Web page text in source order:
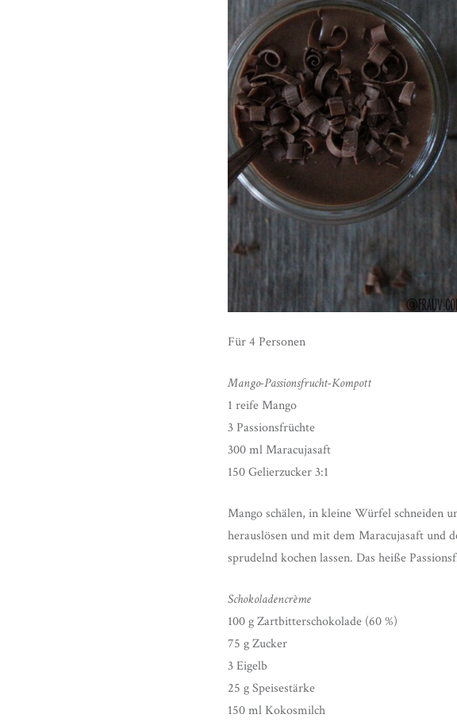
Für 4 Personen
Mango-Passionsfrucht-Kompott
1 reife Mango
3 Passionsfrüchte
300 ml Maracujasaft
150 Gelierzucker 3:1
Mango schälen, in kleine Würfel schneiden
herauslösen und mit dem Maracujasaft und
sprudelnd kochen lassen. Das heiße
Schokoladencrème
100 g Zartbitterschokolade (60 %)
75 g Zucker
3 Eigelb
25 g Speisestärke
150 ml Kokosmilch